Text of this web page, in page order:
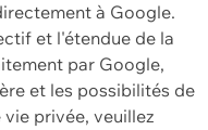
à Google.
et l'étendue de la
par Google,
et les possibilités de
privée, veuillez